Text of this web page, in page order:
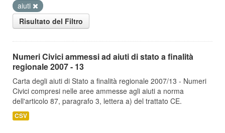
aiuti
Risultato del Filtro
Numeri Civici ammessi ad aiuti di stato a finalità
regionale 2007 - 13
Carta degli aiuti di Stato a finalità regionale 2007/13 - Numeri
Civici compresi nelle aree ammesse agli aiuti a norma
dell'articolo 87, paragrafo 3, lettera a) del trattato CE.
CSV